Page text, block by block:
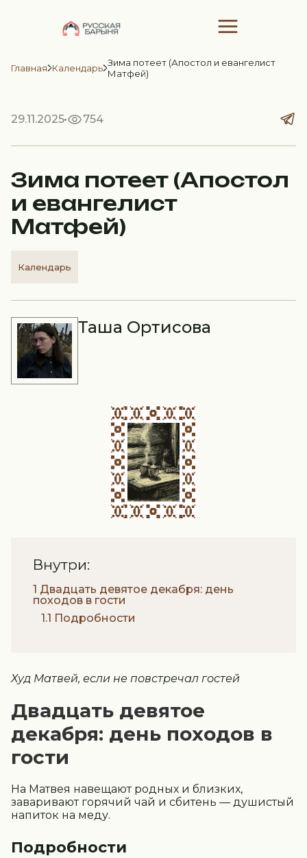
Главная Календарь Зима потеет (Апостол и евангелист
Матфей)
29.11.2025 754
Зима потеет (Апостол
и евангелист
Матфей)
Календарь
Таша Ортисова
Внутри:
1 Двадцать девятое декабря: день
походов в гости
1.1 Подробности
Худ Матвей, если не повстречал гостей
Двадцать девятое
декабря: день походов в
гости
На Матвея навещают родных и близких,
заваривают горячий чай и сбитень — душистый
напиток на меду.
Подробности